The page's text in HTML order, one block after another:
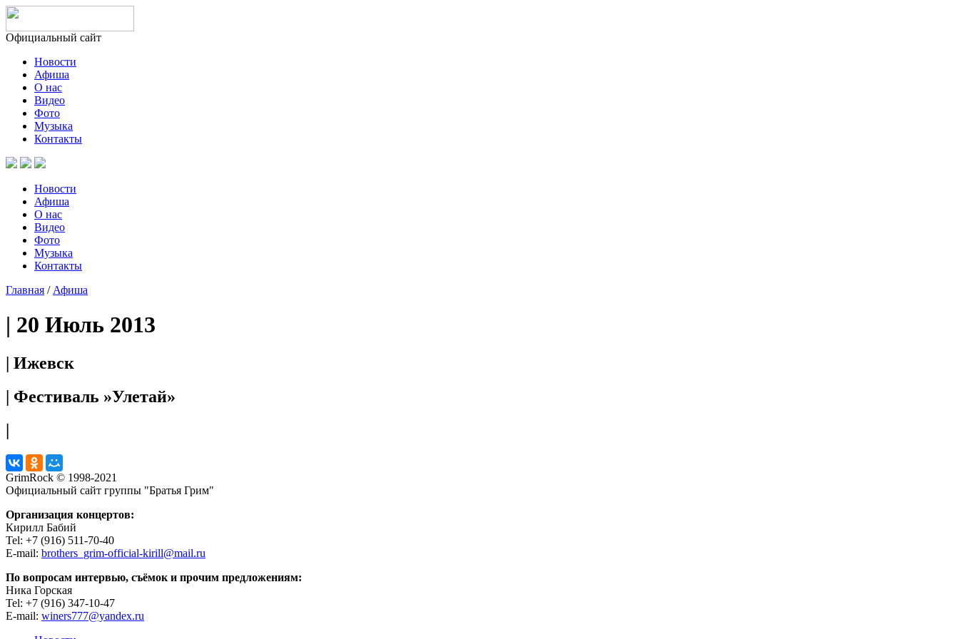
Официальный сайт
Новости
Афиша
О нас
Видео
Фото
Музыка
Контакты
Новости
Афиша
О нас
Видео
Фото
Музыка
Контакты
Главная / Афиша
| 20 Июль 2013
| Ижевск
| Фестиваль »Улетай»
|
GrimRock © 1998-2021
Официальный сайт группы "Братья Грим"
Организация концертов:
Кирилл Бабий
Tel: +7 (916) 511-70-40
E-mail: brothers_grim-official-kirill@mail.ru
По вопросам интервью, съёмок и прочим предложениям:
Ника Горская
Tel: +7 (916) 347-10-47
E-mail: winers777@yandex.ru